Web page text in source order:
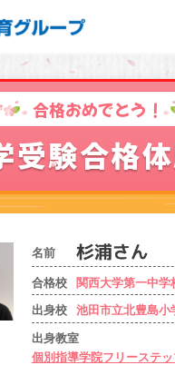
合格おめでとう！
受験合格
名前
合格校 関西大学第一中学
出身校 池田市立北豊島小
出身教室
個別指導学院フリーステ